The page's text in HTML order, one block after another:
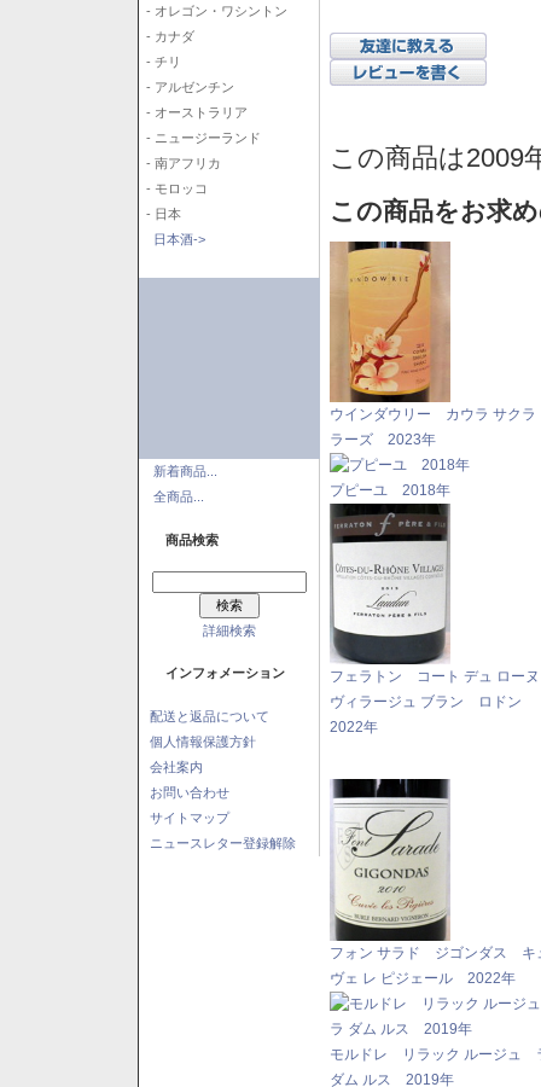
- オレゴン・ワシントン
- カナダ
- チリ
- アルゼンチン
- オーストラリア
- ニュージーランド
- 南アフリカ
- モロッコ
- 日本
日本酒->
新着商品...
全商品...
商品検索
詳細検索
インフォメーション
配送と返品について
個人情報保護方針
会社案内
お問い合わせ
サイトマップ
ニュースレター登録解除
この商品は2009
この商品をお求
ウインダウリー カウラ サクラ
ラーズ 2023年
プピーユ 2018年
フェラトン コート デュ ロー
ヴィラージュ ブラン ロドン
2022年
フォン サラド ジゴンダス キ
ヴェ レ ピジェール 2022年
モルドレ リラック ルージュ
ダム ルス 2019年